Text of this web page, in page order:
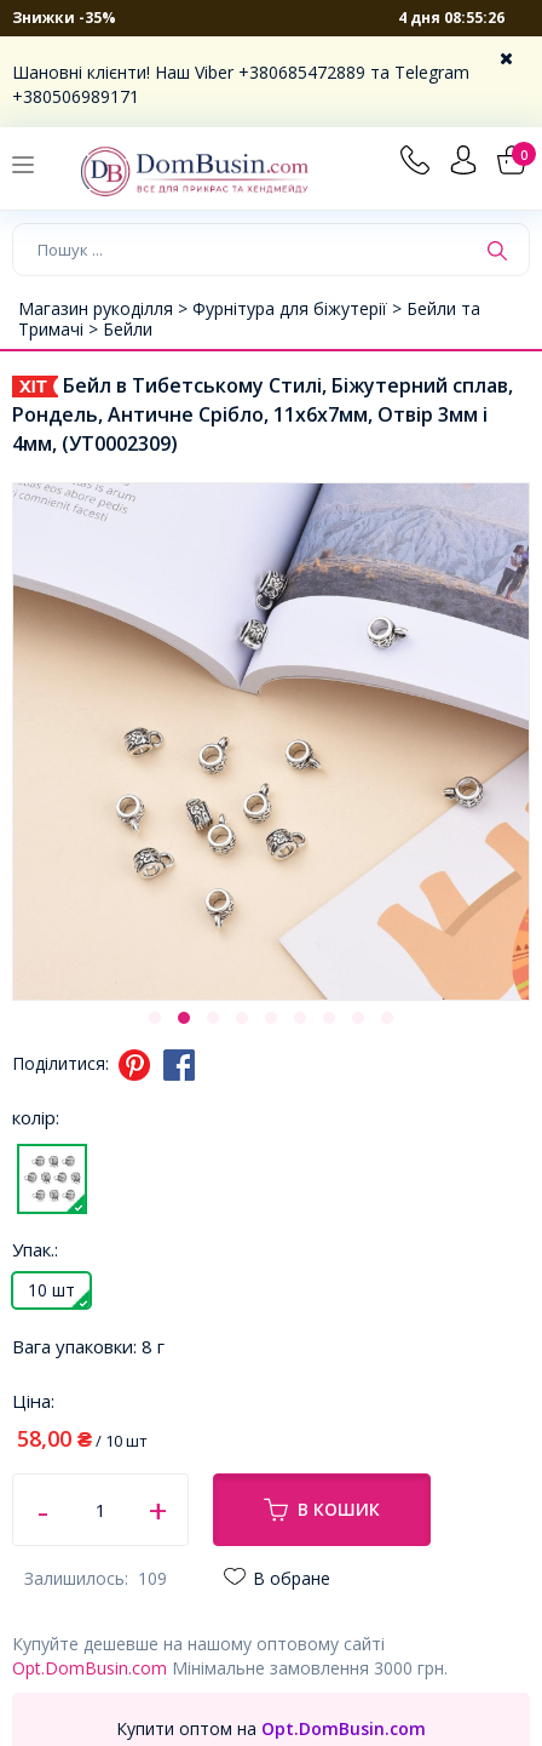
Знижки -35% 4 дня 08:55:26
Шановні клієнти! Наш Viber +380685472889 та Telegram
+380506989171
0
Магазин рукоділля > Фурнітура для біжутерії > Бейли та
Тримачі > Бейли
Бейл в Тибетському Стилі, Біжутерний сплав,
Рондель, Античне Срібло, 11х6х7мм, Отвір 3мм і
4мм, (УТ0002309)
Поділитися:
колір:
Упак.:
10 шт
Вага упаковки: 8 г
Ціна:
58,00 ₴/ 10 шт
В КОШИК
Залишилось: 109 В обране
Купуйте дешевше на нашому оптовому сайті
Opt.DomBusin.com Мінімальне замовлення 3000 грн.
Купити оптом на Opt.DomBusin.com